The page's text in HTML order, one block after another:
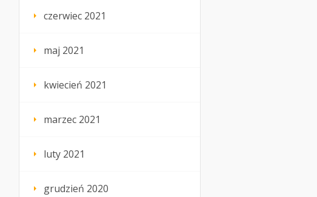
czerwiec 2021
maj 2021
kwiecień 2021
marzec 2021
luty 2021
grudzień 2020